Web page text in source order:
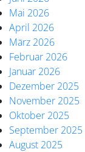
Mai 2026
April 2026
März 2026
Februar 2026
Januar 2026
Dezember 2025
November 2025
Oktober 2025
September 2025
August 2025